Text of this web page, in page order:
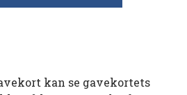
kan se gavekortets